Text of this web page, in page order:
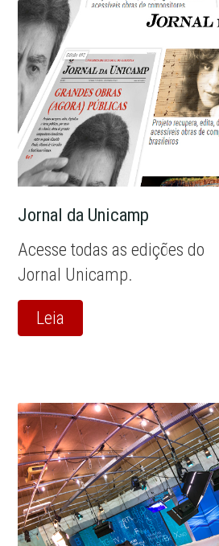
Jornal da Unicamp
Acesse todas as edições do
Jornal Unicamp.
Leia